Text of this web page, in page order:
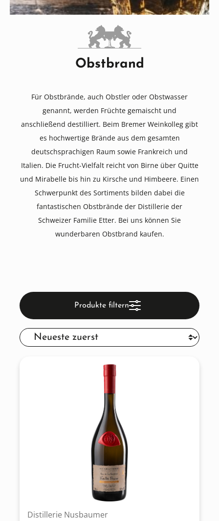
Obstbrand
Für Obstbrände, auch Obstler oder Obstwasser
genannt, werden Früchte gemaischt und
anschließend destilliert. Beim Bremer Weinkolleg gibt
es hochwertige Brände aus dem gesamten
deutschsprachigen Raum sowie Frankreich und
Italien. Die Frucht-Vielfalt reicht von Birne über Quitte
und Mirabelle bis hin zu Kirsche und Himbeere. Einen
Schwerpunkt des Sortiments bilden dabei die
fantastischen Obstbrände der Distillerie der
Schweizer Familie Etter. Bei uns können Sie
wunderbaren Obstbrand kaufen.
Produkte filtern
Distillerie Nusbaumer